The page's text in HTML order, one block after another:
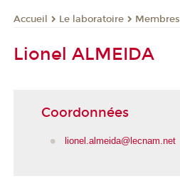
Accueil Le laboratoire Membres
Lionel ALMEIDA
Coordonnées
lionel.almeida@lecnam.net